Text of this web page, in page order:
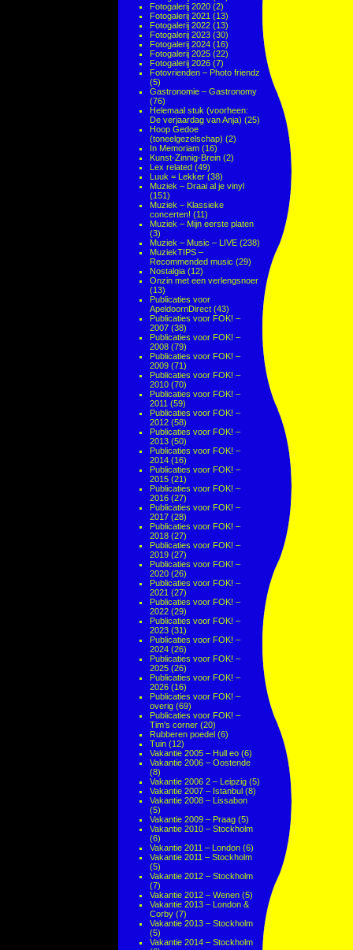
Fotogalerij 2020 (2)
Fotogalerij 2021 (13)
Fotogalerij 2022 (13)
Fotogalerij 2023 (30)
Fotogalerij 2024 (16)
Fotogalerij 2025 (22)
Fotogalerij 2026 (7)
Fotovrienden – Photo friendz
(5)
Gastronomie – Gastronomy
(76)
Helemaal stuk (voorheen:
De verjaardag van Anja) (25)
Hoop Gedoe
(toneelgezelschap) (2)
In Memoriam (16)
Kunst-Zinnig-Brein (2)
Lex related (49)
Luuk = Lekker (38)
Muziek – Draai al je vinyl
(151)
Muziek – Klassieke
concerten! (11)
Muziek – Mijn eerste platen
(3)
Muziek – Music – LIVE (238)
MuziekTIPS –
Recommended music (29)
Nostalgia (12)
Onzin met een verlengsnoer
(13)
Publicaties voor
ApeldoornDirect (43)
Publicaties voor FOK! –
2007 (38)
Publicaties voor FOK! –
2008 (79)
Publicaties voor FOK! –
2009 (71)
Publicaties voor FOK! –
2010 (70)
Publicaties voor FOK! –
2011 (59)
Publicaties voor FOK! –
2012 (58)
Publicaties voor FOK! –
2013 (50)
Publicaties voor FOK! –
2014 (16)
Publicaties voor FOK! –
2015 (21)
Publicaties voor FOK! –
2016 (27)
Publicaties voor FOK! –
2017 (28)
Publicaties voor FOK! –
2018 (27)
Publicaties voor FOK! –
2019 (27)
Publicaties voor FOK! –
2020 (26)
Publicaties voor FOK! –
2021 (27)
Publicaties voor FOK! –
2022 (29)
Publicaties voor FOK! –
2023 (31)
Publicaties voor FOK! –
2024 (26)
Publicaties voor FOK! –
2025 (26)
Publicaties voor FOK! –
2026 (16)
Publicaties voor FOK! –
overig (69)
Publicaties voor FOK! –
Tim's corner (20)
Rubberen poedel (6)
Tuin (12)
Vakantie 2005 – Hull eo (6)
Vakantie 2006 – Oostende
(8)
Vakantie 2006 2 – Leipzig (5)
Vakantie 2007 – Istanbul (8)
Vakantie 2008 – Lissabon
(5)
Vakantie 2009 – Praag (5)
Vakantie 2010 – Stockholm
(6)
Vakantie 2011 – London (6)
Vakantie 2011 – Stockholm
(5)
Vakantie 2012 – Stockholm
(7)
Vakantie 2012 – Wenen (5)
Vakantie 2013 – London &
Corby (7)
Vakantie 2013 – Stockholm
(5)
Vakantie 2014 – Stockholm